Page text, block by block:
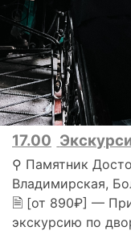
17.00
⚲ Памятник
Владимирская,
🗎 [от 890₽] —
экскурсию по